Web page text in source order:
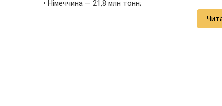
• Німеччина — 21,8 млн тонн;